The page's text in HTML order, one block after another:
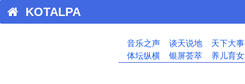
KOTALPA
音乐之声 谈天说地 天下大事
体坛纵横
银屏荟萃 养儿育女